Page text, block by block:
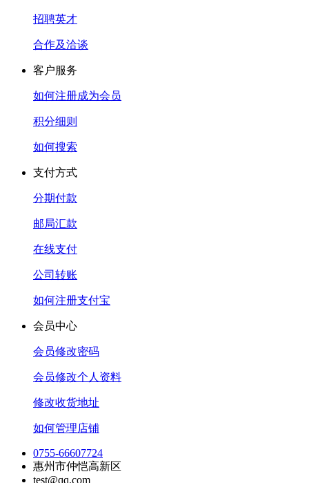
招聘英才
合作及洽谈
客户服务
如何注册成为会员
积分细则
如何搜索
支付方式
分期付款
邮局汇款
在线支付
公司转账
如何注册支付宝
会员中心
会员修改密码
会员修改个人资料
修改收货地址
如何管理店铺
0755-66607724
惠州市仲恺高新区
test@qq.com